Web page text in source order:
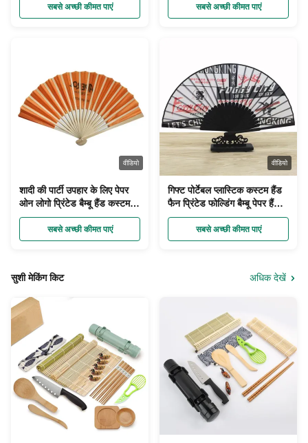
सबसे अच्छी कीमत पाएं सबसे अच्छी कीमत पाएं
वीडियो
शादी की पार्टी उपहार के लिए पेपर
ओन लोगो प्रिंटेड बैम्बू हैंड कस्टम
फोल्डिंग फैन
सबसे अच्छी कीमत पाएं
वीडियो
गिफ्ट पोर्टेबल प्लास्टिक कस्टम हैंड
फैन प्रिंटेड फोल्डिंग बैम्बू पेपर हैंड
फैन
सबसे अच्छी कीमत पाएं
सुशी मेकिंग किट अधिक देखें